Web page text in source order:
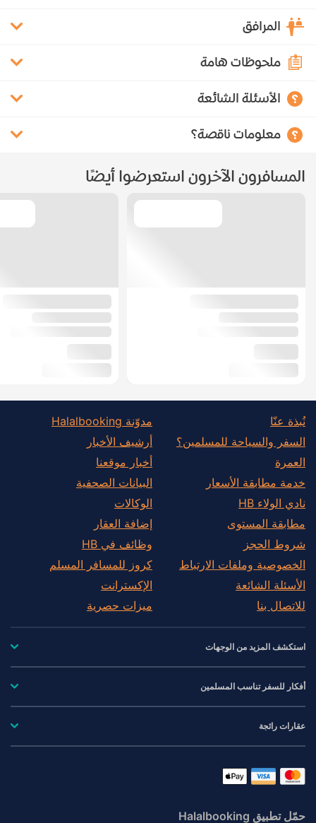
المرافق
ملحوظات هامة
الأسئلة الشائعة
معلومات ناقصة؟
المسافرون الآخرون استعرضوا أيضًا
نُبذة عنّا
السفر والسياحة للمسلمين؟
العمرة
خدمة مطابقة الأسعار
نادي الولاء HB
مطابقة المستوى
شروط الحجز
الخصوصية وملفات الارتباط
الأسئلة الشائعة
للاتصال بنا
مدوّنة Halalbooking
أرشيف الأخبار
أخبار موقعنا
البيانات الصحفية
الوكالات
إضافة العقار
وظائف في HB
كروز للمسافر المسلم
الإكسترانت
ميزات حصرية
استكشف المزيد من الوجهات
أفكار للسفر تناسب المسلمين
عقارات رائجة
حمّل تطبيق Halalbooking